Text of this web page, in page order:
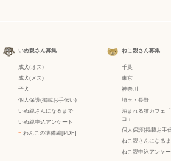
いぬ親さん募集
成犬(オス)
成犬(メス)
子犬
個人保護(掲載お手伝い)
いぬ親さんになるまで
いぬ親申込アンケート
− わんこの準備編[PDF]
ねこ親さん募集
千葉
東京
神奈川
埼玉・長野
泊まれる猫カフェ
コ」
個人保護(掲載お手
ねこ親さんになる
ねこ親申込アンケ